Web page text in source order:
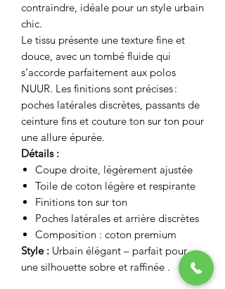
contraindre, idéale pour un style urbain
chic.
Le tissu présente une texture fine et
douce, avec un tombé fluide qui
s’accorde parfaitement aux polos
NUUR. Les finitions sont précises :
poches latérales discrètes, passants de
ceinture fins et couture ton sur ton pour
une allure épurée.
Détails :
Coupe droite, légèrement ajustée
Toile de coton légère et respirante
Finitions ton sur ton
Poches latérales et arrière discrètes
Composition : coton premium
Style : Urbain élégant – parfait pour
une silhouette sobre et raffinée .